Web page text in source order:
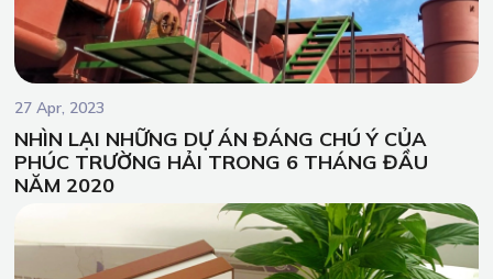
27 Apr, 2023
NHÌN LẠI NHỮNG DỰ ÁN ĐÁNG CHÚ Ý CỦA
PHÚC TRƯỜNG HẢI TRONG 6 THÁNG ĐẦU
NĂM 2020